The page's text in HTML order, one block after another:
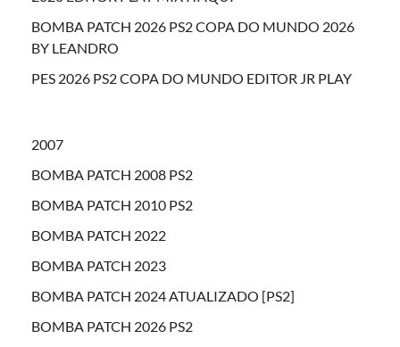
BOMBA PATCH 2026 PS2 COPA DO MUNDO 2026
BY LEANDRO
PES 2026 PS2 COPA DO MUNDO EDITOR JR PLAY
2007
BOMBA PATCH 2008 PS2
BOMBA PATCH 2010 PS2
BOMBA PATCH 2022
BOMBA PATCH 2023
BOMBA PATCH 2024 ATUALIZADO [PS2]
BOMBA PATCH 2026 PS2